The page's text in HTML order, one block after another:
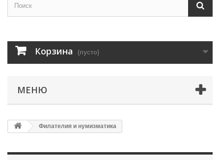
Корзина (пусто)
МЕНЮ
Филателия и нумизматика